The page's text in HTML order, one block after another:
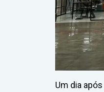
Um dia após